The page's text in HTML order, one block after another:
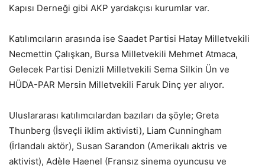
Kapısı Derneği gibi AKP yardakçısı kurumlar var.
Katılımcıların arasında ise Saadet Partisi Hatay Milletvekili
Necmettin Çalışkan, Bursa Milletvekili Mehmet Atmaca,
Gelecek Partisi Denizli Milletvekili Sema Silkin Ün ve
HÜDA-PAR Mersin Milletvekili Faruk Dinç yer alıyor.
Uluslararası katılımcılardan bazıları da şöyle; Greta
Thunberg (İsveçli iklim aktivisti), Liam Cunningham
(İrlandalı aktör), Susan Sarandon (Amerikalı aktris ve
aktivist), Adèle Haenel (Fransız sinema oyuncusu ve